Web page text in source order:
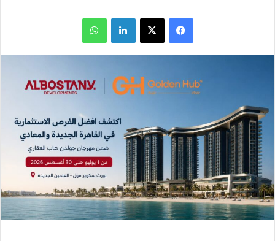
فيسبوك X لينكدإن